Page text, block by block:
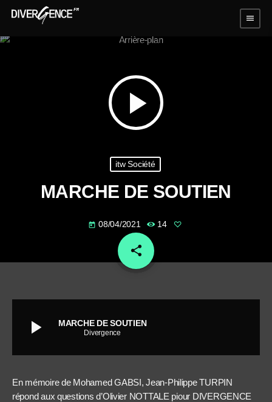
menu
play_arrow
itw Société
MARCHE DE SOUTIEN
today 08/04/2021 14
share
email
play_arrow MARCHE DE SOUTIEN
Divergence
En mémoire de Mohamed GABSI, Jean-Philippe TURPIN
répond aux questions d’Olivier NOTTALE piour DIVERGENCE